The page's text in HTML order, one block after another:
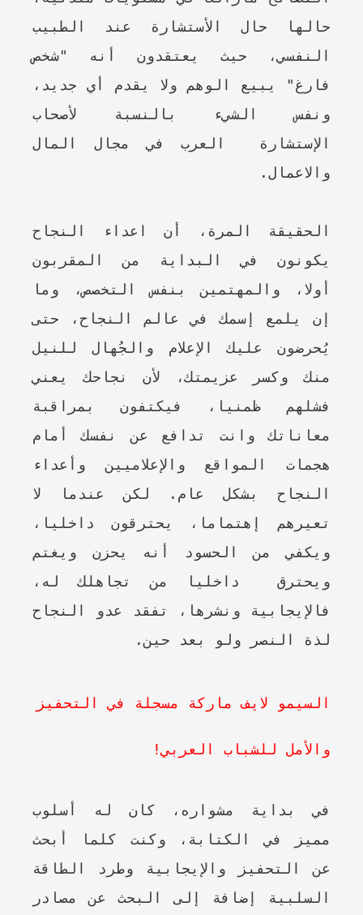
حالها حال الأستشارة عند الطبيب
النفسي، حيث يعتقدون أنه "شخص
فارغ" يبيع الوهم ولا يقدم أي جديد،
ونفس الشيء بالنسبة لأصحاب
الإستشارة العرب في مجال المال
والاعمال.
الحقيقة المرة، أن اعداء النجاح
يكونون في البداية من المقربون
أولا، والمهتمين بنفس التخصص، وما
إن يلمع إسمك في عالم النجاح، حتى
يُحرضون عليك الإعلام والجُهال للنيل
منك وكسر عزيمتك، لأن نجاحك يعني
فشلهم ظمنيا، فيكتفون بمراقبة
معاناتك وانت تدافع عن نفسك أمام
هجمات المواقع والإعلاميين وأعداء
النجاح بشكل عام. لكن عندما لا
تعيرهم إهتماما، يحترقون داخليا،
ويكفي من الحسود أنه يحزن ويغتم
ويحترق داخليا من تجاهلك له،
فالإيجابية ونشرها، تفقد عدو النجاح
لذة النصر ولو بعد حين.
السيمو لايف ماركة مسجلة في التحفيز
والأمل للشباب العربي!
في بداية مشواره، كان له أسلوب
مميز في الكتابة، وكنت كلما أبحث
عن التحفيز والإيجابية وطرد الطاقة
السلبية إضافة إلى البحث عن مصادر